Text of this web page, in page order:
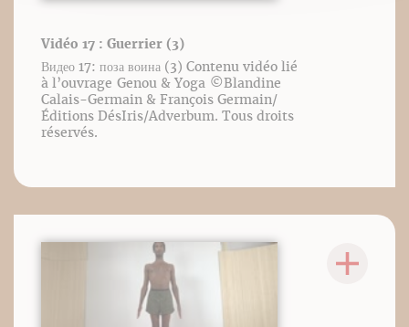
Vidéo 17 : Guerrier (3)
Видео 17: поза воина (3) Contenu vidéo lié
à l’ouvrage Genou & Yoga ©️Blandine
Calais-Germain & François Germain/
Éditions DésIris/Adverbum. Tous droits
réservés.